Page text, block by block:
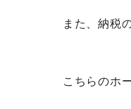
また、納税
こちらのホ